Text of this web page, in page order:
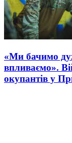
«Ми бачимо
впливаємо».
окупантів у